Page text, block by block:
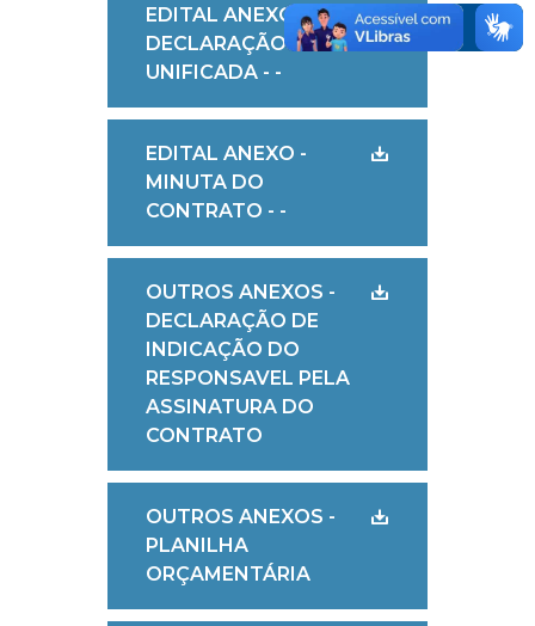
EDITAL ANEXO -
DECLARAÇÃO
UNIFICADA - -
EDITAL ANEXO -
MINUTA DO
CONTRATO - -
OUTROS ANEXOS -
DECLARAÇÃO DE
INDICAÇÃO DO
RESPONSAVEL PELA
ASSINATURA DO
CONTRATO
OUTROS ANEXOS -
PLANILHA
ORÇAMENTÁRIA